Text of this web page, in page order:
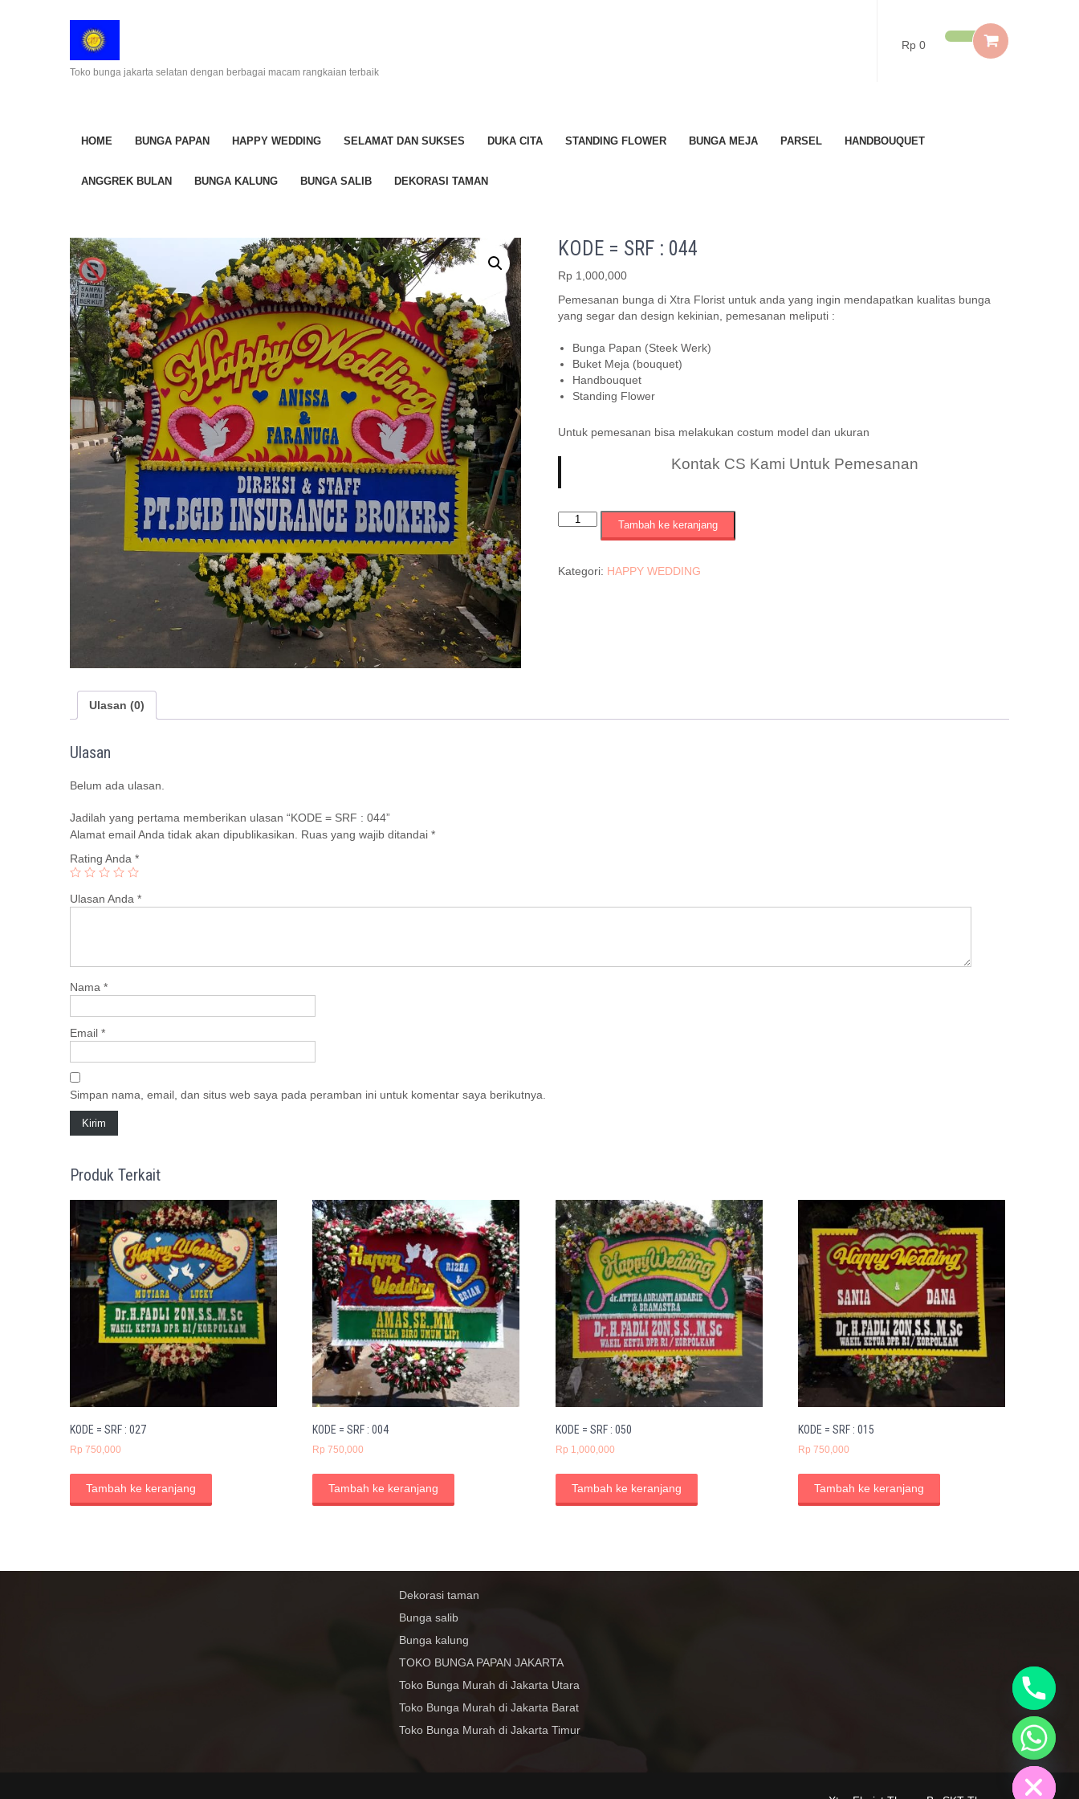
Toko bunga jakarta selatan dengan berbagai macam rangkaian terbaik
Rp 0
HOME BUNGA PAPAN HAPPY WEDDING SELAMAT DAN SUKSES DUKA CITA STANDING FLOWER BUNGA MEJA PARSEL HANDBOUQUET
ANGGREK BULAN BUNGA KALUNG BUNGA SALIB DEKORASI TAMAN
KODE = SRF : 044
Rp 1,000,000
Pemesanan bunga di Xtra Florist untuk anda yang ingin mendapatkan kualitas bunga
yang segar dan design kekinian, pemesanan meliputi :
Bunga Papan (Steek Werk)
Buket Meja (bouquet)
Handbouquet
Standing Flower
Untuk pemesanan bisa melakukan costum model dan ukuran
Kontak CS Kami Untuk Pemesanan
Kuantitas
SRF
Tambah ke keranjang
Kategori: HAPPY WEDDING
Ulasan (0)
Ulasan
Belum ada ulasan.
Jadilah yang pertama memberikan ulasan “KODE = SRF : 044”
Alamat email Anda tidak akan dipublikasikan. Ruas yang wajib ditandai *
Rating Anda *
Ulasan Anda *
Nama *
Email *
Simpan nama, email, dan situs web saya pada peramban ini untuk komentar saya berikutnya.
Produk Terkait
KODE = SRF : 027
Rp 750,000
Tambah ke keranjang
KODE = SRF : 004
Rp 750,000
Tambah ke keranjang
KODE = SRF : 050
Rp 1,000,000
Tambah ke keranjang
KODE = SRF : 015
Rp 750,000
Tambah ke keranjang
Dekorasi taman
Bunga salib
Bunga kalung
TOKO BUNGA PAPAN JAKARTA
Toko Bunga Murah di Jakarta Utara
Toko Bunga Murah di Jakarta Barat
Toko Bunga Murah di Jakarta Timur
H
i
d
e
c
h
a
y